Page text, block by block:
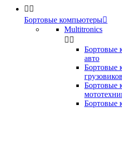
 
Бортовые компьютеры
Multitronics
 
Бортовые
авто
Бортовые
грузовиков
Бортовые
Бортовые